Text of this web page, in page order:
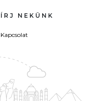
ÍRJ NEKÜNK
Kapcsolat